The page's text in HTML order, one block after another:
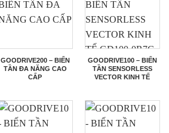
GOODRIVE200 – BIẾN
TẦN ĐA NĂNG CAO
CẤP
GOODRIVE100 – BIẾN
TẦN SENSORLESS
VECTOR KINH TẾ